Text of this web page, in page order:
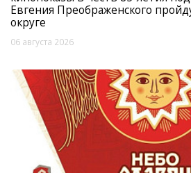
Евгения Преображенского
округе
06 августа 2026